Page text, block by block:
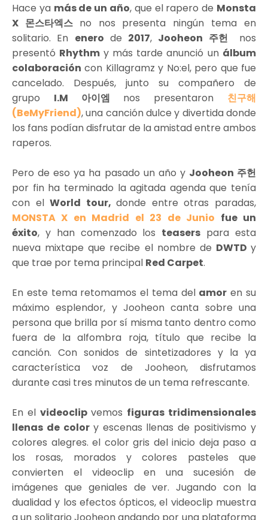
Hace ya más de un año, que el rapero de Monsta
X 몬스타엑스 no nos presenta ningún tema en
solitario. En enero de 2017, Jooheon 주헌
nos
presentó Rhythm y más tarde anunció un álbum
colaboración con Killagramz y No:el, pero que fue
cancelado. Después, junto su compañero de
grupo I.M 아이엠 nos presentaron 친구해
(BeMyFriend), una canción dulce y divertida donde
los fans podían disfrutar de la amistad entre ambos
raperos.
Pero de eso ya ha pasado un año y Jooheon 주헌
por fin ha terminado la agitada agenda que tenía
con elWorld tour,donde entre otras paradas,
MONSTA X en Madrid el 23 de Junio fue un
éxito, y han comenzado los teasers para esta
nueva mixtape que recibe el nombre de DWTD y
que trae por tema principal Red Carpet.
En este tema retomamos el tema del amor en su
máximo esplendor, y Jooheon canta sobre una
persona que brilla por sí misma tanto dentro como
fuera de la alfombra roja, título que recibe la
canción. Con sonidos de sintetizadores y la ya
característica voz de Jooheon, disfrutamos
durante casi tres minutos de un tema refrescante.
En el videoclipvemos figuras tridimensionales
llenas de color y escenas llenas de positivismo y
colores alegres. el color gris del inicio deja paso a
los rosas, morados y colores pasteles que
convierten el videoclip en una sucesión de
imágenes que geniales de ver. Jugando con la
dualidad y los efectos ópticos, el videoclip muestra
a un solitario Jooheon andando por una plataforma